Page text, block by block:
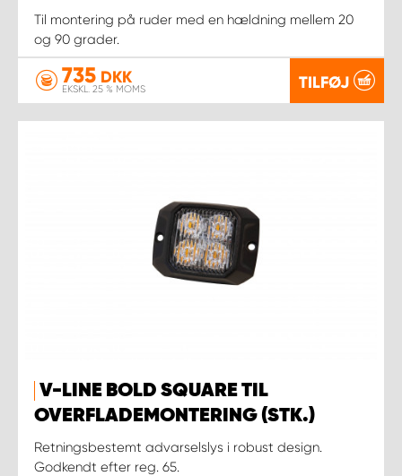
Til montering på ruder med en hældning mellem 20
og 90 grader.
735 DKK
EKSKL. 25 % MOMS TILFØJ
V-LINE BOLD SQUARE TIL
OVERFLADEMONTERING (STK.)
Retningsbestemt advarselslys i robust design.
Godkendt efter reg. 65.